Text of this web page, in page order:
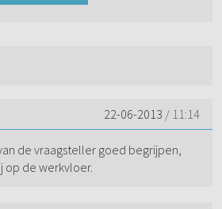
22-06-2013 / 11:14
de vraagsteller goed begrijpen,
op de werkvloer.